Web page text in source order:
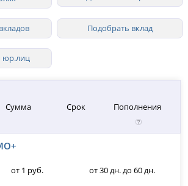
лиц в рублях со ставкой до
Подобрать вклад
юр.лиц
Сумма Срок Пополнения
от 1 руб. от 30 дн. до 60 дн.